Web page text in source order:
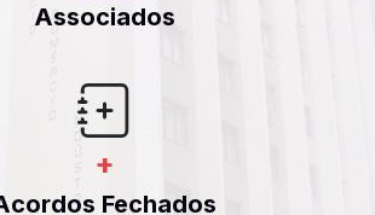
Associados
+
Fechados